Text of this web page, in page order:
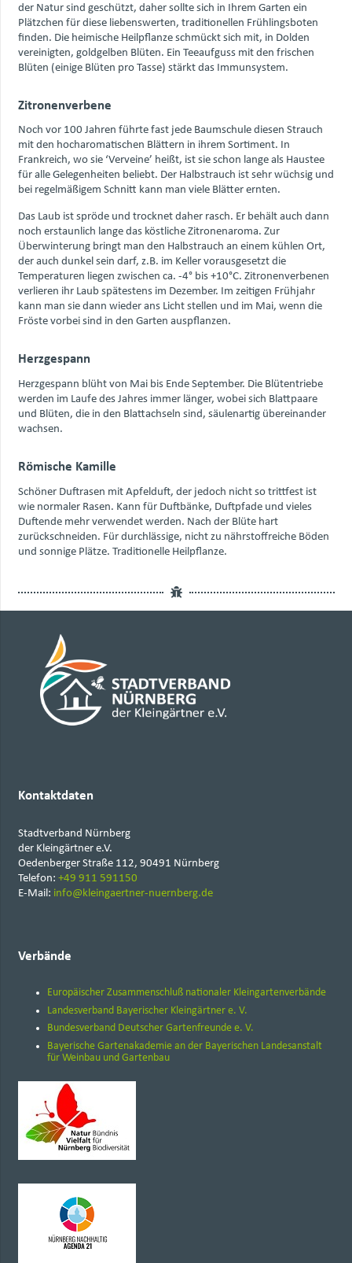
der Natur sind geschützt, daher sollte sich in Ihrem Garten ein
Plätzchen für diese liebenswerten, traditionellen Frühlingsboten
finden. Die heimische Heilpflanze schmückt sich mit, in Dolden
vereinigten, goldgelben Blüten. Ein Teeaufguss mit den frischen
Blüten (einige Blüten pro Tasse) stärkt das Immunsystem.
Zitronenverbene
Noch vor 100 Jahren führte fast jede Baumschule diesen Strauch
mit den hocharomatischen Blättern in ihrem Sortiment. In
Frankreich, wo sie ‘Verveine’ heißt, ist sie schon lange als Haustee
für alle Gelegenheiten beliebt. Der Halbstrauch ist sehr wüchsig und
bei regelmäßigem Schnitt kann man viele Blätter ernten.
Das Laub ist spröde und trocknet daher rasch. Er behält auch dann
noch erstaunlich lange das köstliche Zitronenaroma. Zur
Überwinterung bringt man den Halbstrauch an einem kühlen Ort,
der auch dunkel sein darf, z.B. im Keller vorausgesetzt die
Temperaturen liegen zwischen ca. -4° bis +10°C. Zitronenverbenen
verlieren ihr Laub spätestens im Dezember. Im zeitigen Frühjahr
kann man sie dann wieder ans Licht stellen und im Mai, wenn die
Fröste vorbei sind in den Garten auspflanzen.
Herzgespann
Herzgespann blüht von Mai bis Ende September. Die Blütentriebe
werden im Laufe des Jahres immer länger, wobei sich Blattpaare
und Blüten, die in den Blattachseln sind, säulenartig übereinander
wachsen.
Römische Kamille
Schöner Duftrasen mit Apfelduft, der jedoch nicht so trittfest ist
wie normaler Rasen. Kann für Duftbänke, Duftpfade und vieles
Duftende mehr verwendet werden. Nach der Blüte hart
zurückschneiden. Für durchlässige, nicht zu nährstoffreiche Böden
und sonnige Plätze. Traditionelle Heilpflanze.
Kontaktdaten
Stadtverband Nürnberg
der Kleingärtner e.V.
Oedenberger Straße 112, 90491 Nürnberg
Telefon: +49 911 591150
E-Mail: info@kleingaertner-nuernberg.de
Verbände
Europäischer Zusammenschluß nationaler Kleingartenverbände
Landesverband Bayerischer Kleingärtner e. V.
Bundesverband Deutscher Gartenfreunde e. V.
Bayerische Gartenakademie an der Bayerischen Landesanstalt
für Weinbau und Gartenbau